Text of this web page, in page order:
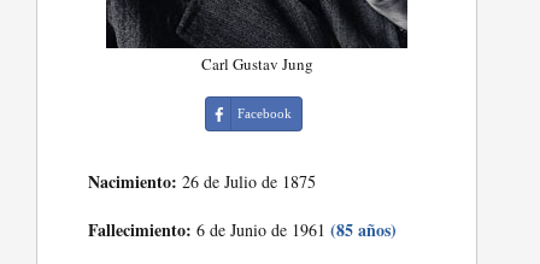
Carl Gustav Jung
Facebook
Nacimiento: 26 de Julio de 1875
Fallecimiento: 6 de Junio de 1961(85 años)